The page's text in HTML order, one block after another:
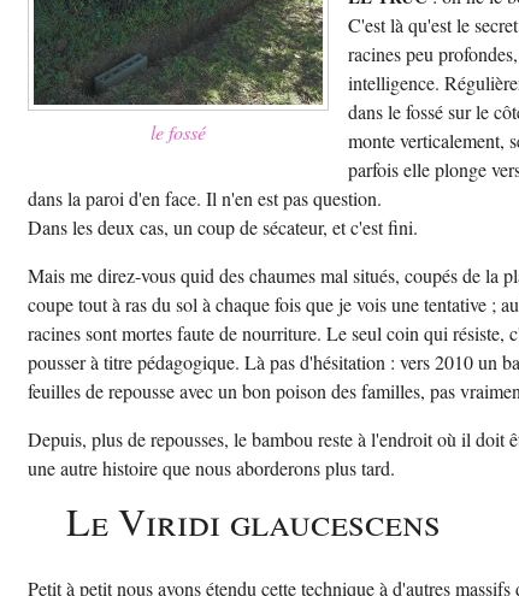
le fossé
C'est là qu'est le
racines peu
intelligence.
dans le fossé sur le
monte verticalement,
parfois elle plonge
dans la paroi d'en face. Il n'en est pas question.
Dans les deux cas, un coup de sécateur, et c'est fini.
Mais me direz-vous quid des chaumes mal situés, coupés de la
coupe tout à ras du sol à chaque fois que je vois une tentative ;
racines sont mortes faute de nourriture. Le seul coin qui résiste,
pousser à titre pédagogique. Là pas d'hésitation : vers 2010 un
feuilles de repousse avec un bon poison des familles, pas
Depuis, plus de repousses, le bambou reste à l'endroit où il doit
une autre histoire que nous aborderons plus tard.
Le Viridi glaucescens
Petit à petit nous avons étendu cette technique à d'autres